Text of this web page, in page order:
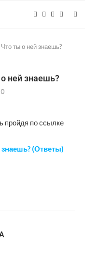
ты о ней знаешь?
ней знаешь?
пройдя по ссылке
знаешь? (Ответы)